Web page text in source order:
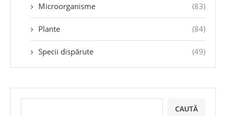
Microorganisme (83)
Plante (84)
Specii dispărute (49)
CAUTĂ